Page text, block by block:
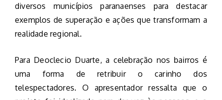
diversos municípios paranaenses para destacar
exemplos de superação e ações que transformam a
realidade regional.
Para Deoclecio Duarte, a celebração nos bairros é
uma forma de retribuir o carinho dos
telespectadores. O apresentador ressalta que o